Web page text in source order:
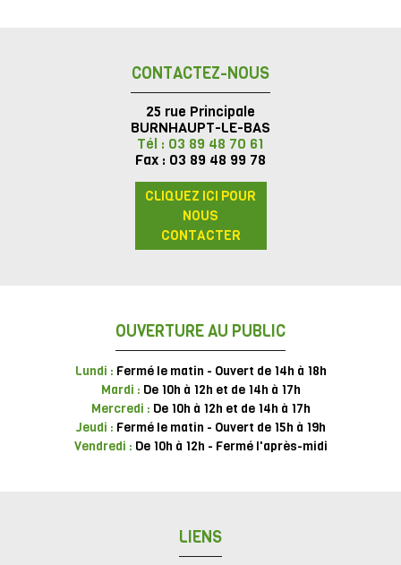
CONTACTEZ-NOUS
25 rue Principale
BURNHAUPT-LE-BAS
Tél : 03 89 48 70 61
Fax : 03 89 48 99 78
CLIQUEZ ICI POUR
NOUS
CONTACTER
OUVERTURE AU PUBLIC
Lundi : Fermé le matin - Ouvert de 14h à 18h
Mardi : De 10h à 12h et de 14h à 17h
Mercredi : De 10h à 12h et de 14h à 17h
Jeudi : Fermé le matin - Ouvert de 15h à 19h
Vendredi : De 10h à 12h - Fermé l'après-midi
LIENS